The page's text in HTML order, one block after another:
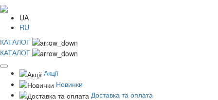
UA
RU
КАТАЛОГ
КАТАЛОГ
Акції
Новинки
Доставка та оплата